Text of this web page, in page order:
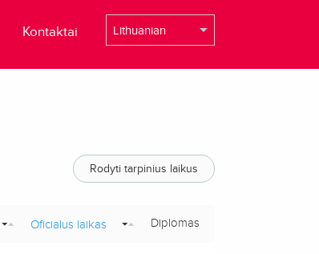
Kontaktai
Rodyti tarpinius laikus
Oficialus laikas Diplomas